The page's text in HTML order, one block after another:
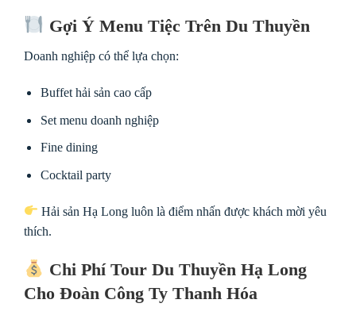
Gợi Ý Menu Tiệc Trên Du Thuyền
Doanh nghiệp có thể lựa chọn:
Buffet hải sản cao cấp
Set menu doanh nghiệp
Fine dining
Cocktail party
Hải sản Hạ Long luôn là điểm nhấn được khách mời yêu
thích.
Chi Phí Tour Du Thuyền Hạ Long
Cho Đoàn Công Ty Thanh Hóa